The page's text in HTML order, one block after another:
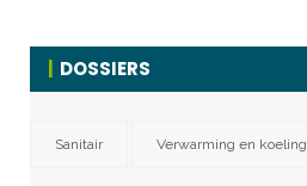
DOSSIERS
Sanitair Verwarming en koeling